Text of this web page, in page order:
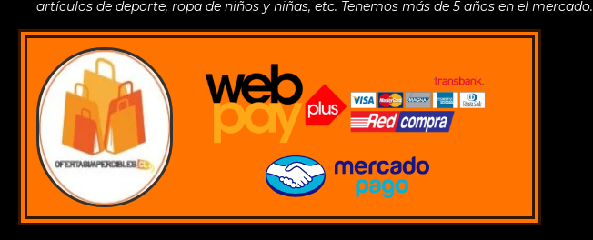
artículos de deporte, ropa de niños y niñas, etc. Tenemos más de 5 años en el mercado.